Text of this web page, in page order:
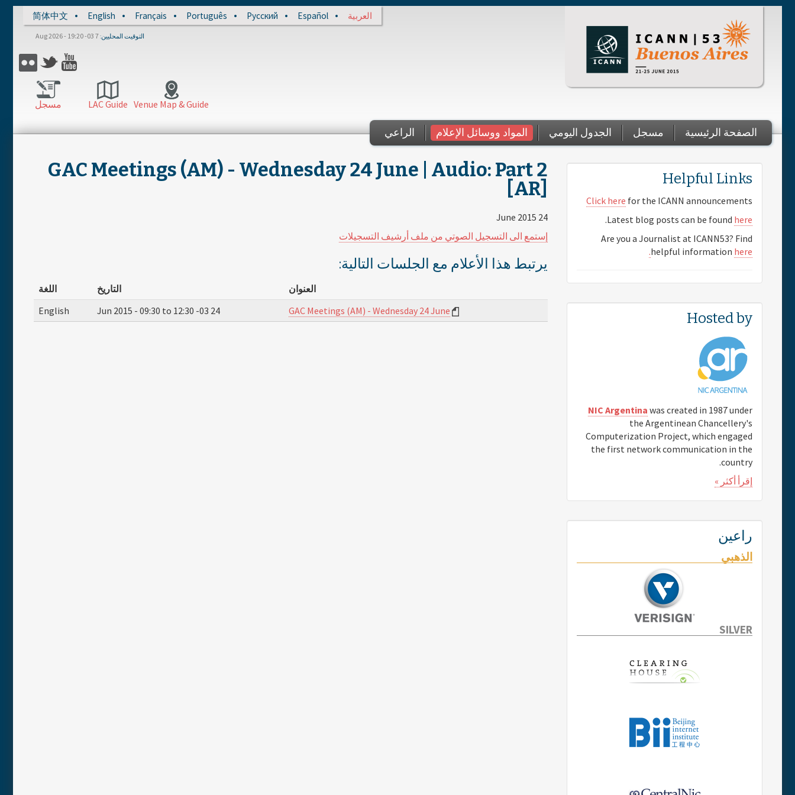
简体中文 English Français Português Русский Español العربية
التوقيت المحليين 7 Aug 2026 - 19:20 -03
مسجل LAC Guide Venue Map & Guide
الصفحة الرئيسية مسجل الجدول اليومي المواد ووسائل الإعلام الراعي
You are here
GAC Meetings (AM) - Wednesday 24 June | Audio: Part 2
[AR]
24 June 2015
إستمع الى التسجيل الصوتي من ملف أرشيف التسجيلات
يرتبط هذا الأعلام مع الجلسات التالية:
العنوان التاريخ
اللغة
GAC Meetings (AM) - Wednesday 24 June
24 Jun 2015 -
09:30 to 12:30 -03
English
Helpful Links
Click here for the ICANN announcements
Latest blog posts can be found here
.
Are you a Journalist at ICANN53? Find
helpful information here.
Hosted by
NIC Argentina was created in 1987 under
the Argentinean Chancellery's
Computerization Project, which engaged
the first network communication in the
country.
إقرأ أكثر »
راعين
الذهبي
SILVER